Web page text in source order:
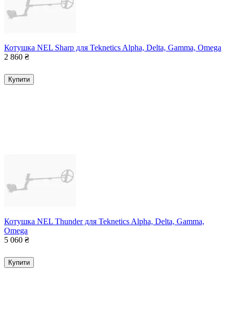
Котушка NEL Sharp для Teknetics Alpha, Delta, Gamma, Omega
2 860 ₴
Купити
Котушка NEL Thunder для Teknetics Alpha, Delta, Gamma,
Omega
5 060 ₴
Купити